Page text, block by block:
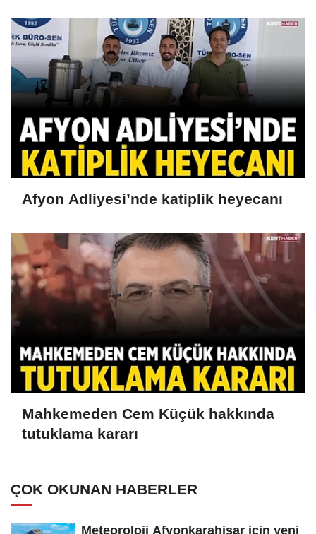
Afyon Adliyesi’nde katiplik heyecanı
Mahkemeden Cem Küçük hakkında
tutuklama kararı
ÇOK OKUNAN HABERLER
Meteoroloji Afyonkarahisar için yeni